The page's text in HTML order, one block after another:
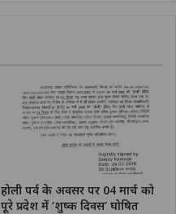
होली पर्व के अवसर पर 04 मार्च को
पूरे प्रदेश में ‘शुष्क दिवस’ घोषित